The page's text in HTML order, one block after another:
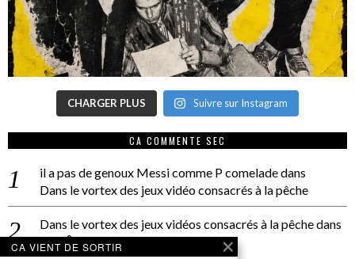
CHARGER PLUS Suivre sur Instagram
CA COMMENTE SEC
il a pas de genoux Messi comme P comeladedans
Dans le vortex des jeux vidéo consacrés à la pêche
Dans le vortex des jeux vidéos consacrés à la pêchedans
PACÔME THIELLEMENT
CA VIENT DE SORTIR